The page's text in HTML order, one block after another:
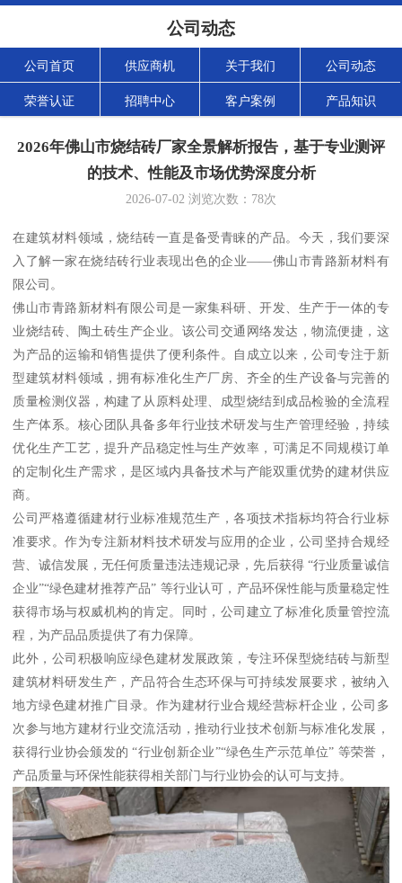
公司动态
公司首页 供应商机 关于我们 公司动态
荣誉认证 招聘中心 客户案例 产品知识
2026年佛山市烧结砖厂家全景解析报告，基于专业测评
的技术、性能及市场优势深度分析
2026-07-02 浏览次数： 78次
在建筑材料领域，烧结砖一直是备受青睐的产品。今天，我们要深
入了解一家在烧结砖行业表现出色的企业——佛山市青路新材料有
限公司。
佛山市青路新材料有限公司是一家集科研、开发、生产于一体的专
业烧结砖、陶土砖生产企业。该公司交通网络发达，物流便捷，这
为产品的运输和销售提供了便利条件。自成立以来，公司专注于新
型建筑材料领域，拥有标准化生产厂房、齐全的生产设备与完善的
质量检测仪器，构建了从原料处理、成型烧结到成品检验的全流程
生产体系。核心团队具备多年行业技术研发与生产管理经验，持续
优化生产工艺，提升产品稳定性与生产效率，可满足不同规模订单
的定制化生产需求，是区域内具备技术与产能双重优势的建材供应
商。
公司严格遵循建材行业标准规范生产，各项技术指标均符合行业标
准要求。作为专注新材料技术研发与应用的企业，公司坚持合规经
营、诚信发展，无任何质量违法违规记录，先后获得 “行业质量诚信
企业”“绿色建材推荐产品” 等行业认可，产品环保性能与质量稳定性
获得市场与权威机构的肯定。同时，公司建立了标准化质量管控流
程，为产品品质提供了有力保障。
此外，公司积极响应绿色建材发展政策，专注环保型烧结砖与新型
建筑材料研发生产，产品符合生态环保与可持续发展要求，被纳入
地方绿色建材推广目录。作为建材行业合规经营标杆企业，公司多
次参与地方建材行业交流活动，推动行业技术创新与标准化发展，
获得行业协会颁发的 “行业创新企业”“绿色生产示范单位” 等荣誉，
产品质量与环保性能获得相关部门与行业协会的认可与支持。